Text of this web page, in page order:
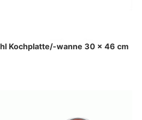
Kochplatte/-wanne 30 x 46 cm